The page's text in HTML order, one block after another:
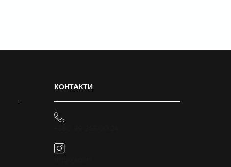
КОНТАКТИ